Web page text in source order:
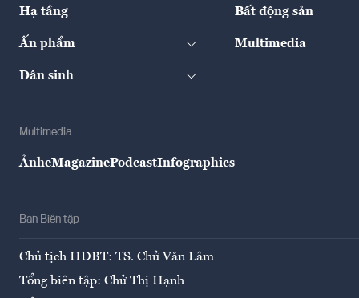
Hạ tầng Bất động sản
Ấn phẩm Multimedia
Dân sinh
Multimedia
ẢnheMagazinePodcastInfographics
Ban Biên tập
Chủ tịch HĐBT: TS. Chử Văn Lâm
Tổng biên tập: Chử Thị Hạnh